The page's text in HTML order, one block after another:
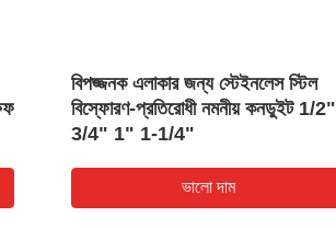
বিপজ্জনক এলাকার জন্য স্টেইনলেস স্টিল
বিস্ফোরণ-প্রতিরোধী নমনীয় কনডুইট 1/2"
3/4" 1" 1-1/4"
ভালো দাম